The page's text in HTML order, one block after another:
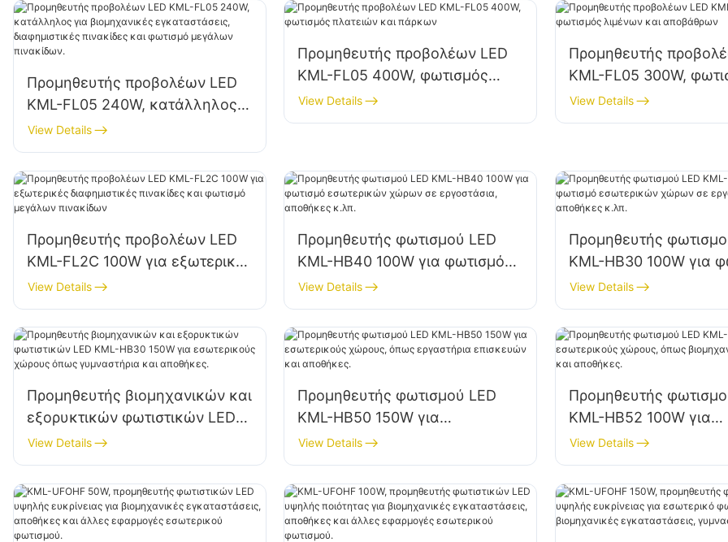
Προμηθευτής προβολέων LED
KML-FL05 240W, κατάλληλος
για βιομηχανικές
εγκαταστάσεις, διαφημιστικές
πινακίδες και φωτισμό
μεγάλων πινακίδων.
View Details
Προμηθευτής προβολέων LED
KML-FL05 400W, φωτισμός
πλατειών και πάρκων
View Details
Προμηθευτής
KML-FL05 300W,
λιμένων και
View Details
Προμηθευτής προβολέων LED
KML-FL2C 100W για εξωτερικές
διαφημιστικές πινακίδες και
φωτισμό μεγάλων πινακίδων
View Details
Προμηθευτής φωτισμού LED
KML-HB40 100W για φωτισμό
εσωτερικών χώρων σε
εργοστάσια, αποθήκες κ.λπ.
View Details
Προμηθευτής
KML-HB30 100W για
εσωτερικών χώρων σε
εργοστάσια,
View Details
Προμηθευτής βιομηχανικών και
εξορυκτικών φωτιστικών LED
KML-HB30 150W για
εσωτερικούς χώρους όπως
γυμναστήρια και αποθήκες.
View Details
Προμηθευτής φωτισμού LED
KML-HB50 150W για
εσωτερικούς χώρους, όπως
εργαστήρια επισκευών και
αποθήκες.
View Details
Προμηθευτής
KML-HB52 100W για
εσωτερικούς χώρους,
βιομηχανικά
αποθήκες.
View Details